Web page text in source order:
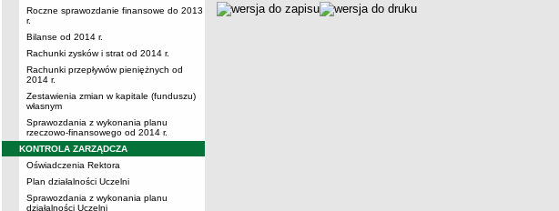
Roczne sprawozdanie finansowe do 2013
r.
Bilanse od 2014 r.
Rachunki zysków i strat od 2014 r.
Rachunki przepływów pieniężnych od
2014 r.
Zestawienia zmian w kapitale (funduszu)
własnym
Sprawozdania z wykonania planu
rzeczowo-finansowego od 2014 r.
KONTROLA ZARZĄDCZA
Oświadczenia Rektora
Plan działalności Uczelni
Sprawozdania z wykonania planu
działalności Uczelni